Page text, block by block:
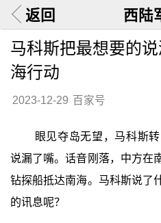
返回 西陆
马科斯把最想要的
海行动
2023-12-29 百家号
眼见夺岛无望，马科斯
说漏了嘴。话音刚落，中方在
钻探船抵达南海。马科斯说了
的讯息呢？